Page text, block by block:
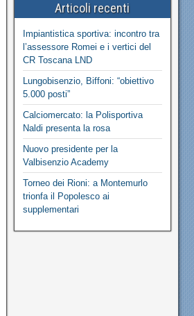
Articoli recenti
Impiantistica sportiva: incontro tra
l’assessore Romei e i vertici del
CR Toscana LND
Lungobisenzio, Biffoni: “obiettivo
5.000 posti”
Calciomercato: la Polisportiva
Naldi presenta la rosa
Nuovo presidente per la
Valbisenzio Academy
Torneo dei Rioni: a Montemurlo
trionfa il Popolesco ai
supplementari